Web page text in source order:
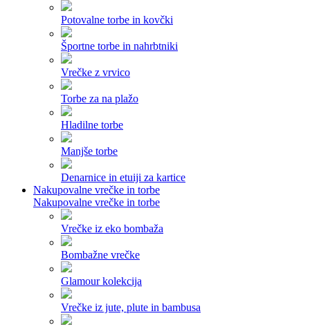
Potovalne torbe in kovčki
Športne torbe in nahrbtniki
Vrečke z vrvico
Torbe za na plažo
Hladilne torbe
Manjše torbe
Denarnice in etuiji za kartice
Nakupovalne vrečke in torbe
Nakupovalne vrečke in torbe
Vrečke iz eko bombaža
Bombažne vrečke
Glamour kolekcija
Vrečke iz jute, plute in bambusa